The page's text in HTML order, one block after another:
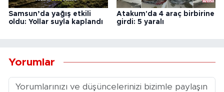
Samsun’da yağış etkili
oldu: Yollar suyla kaplandı
Atakum'da 4 araç birbirine
girdi: 5 yaralı
Yorumlar